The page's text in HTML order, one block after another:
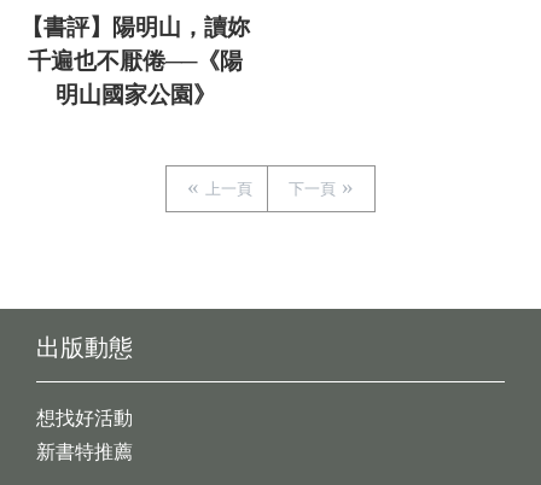
【書評】陽明山，讀妳
千遍也不厭倦──《陽
明山國家公園》
上一頁 下一頁
出版動態
想找好活動
新書特推薦